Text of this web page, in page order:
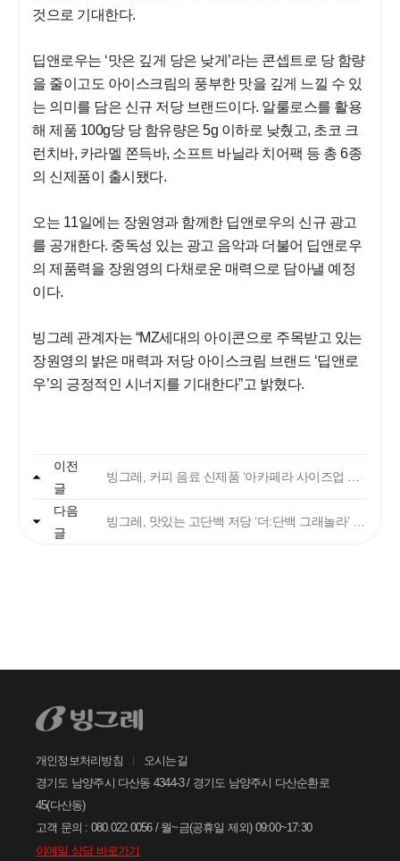
빙그레
겠습니다.
1:1 문의하기
것으로 기대한다.
딥앤로우는 ‘맛은 깊게 당은 낮게’라는 콘셉트로 당 함량
을 줄이고도 아이스크림의 풍부한 맛을 깊게 느낄 수 있
는 의미를 담은 신규 저당 브랜드이다. 알룰로스를 활용
해 제품 100g당 당 함유량은 5g 이하로 낮췄고, 초코 크
런치바, 카라멜 쫀득바, 소프트 바닐라 치어팩 등 총 6종
의 신제품이 출시됐다.
오는 11일에는 장원영과 함께한 딥앤로우의 신규 광고
를 공개한다. 중독성 있는 광고 음악과 더불어 딥앤로우
의 제품력을 장원영의 다채로운 매력으로 담아낼 예정
이다.
빙그레 관계자는 “MZ세대의 아이콘으로 주목받고 있는
장원영의 밝은 매력과 저당 아이스크림 브랜드 ‘딥앤로
우’의 긍정적인 시너지를 기대한다”고 밝혔다.
이전
글
다음
글
개인정보처리방침
오시는길
경기도 남양주시 다산동 4344-3 / 경기도 남양주시 다산순환로
45(다산동)
고객 문의 : 080.022.0056 / 월~금(공휴일 제외) 09:00~17:30
이메일 상담 바로가기